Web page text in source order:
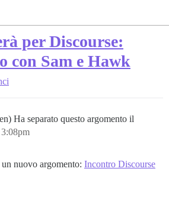
per Discourse:
con Sam e Hawk
Ha separato questo argomento il
nuovo argomento: Incontro Discourse